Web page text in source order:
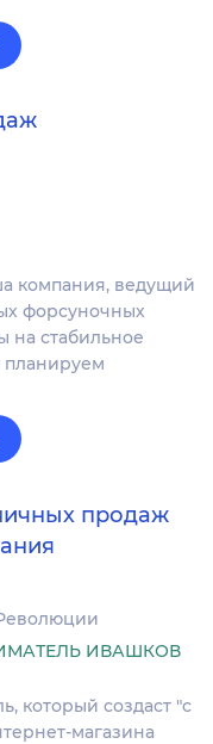
компания, ведущий
форсуночных
на стабильное
планируем
продаж
ИВАШКОВ
который создаст "с
магазина